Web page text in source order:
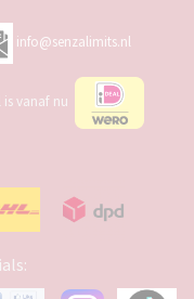
info@senzalimits.nl
is vanaf nu